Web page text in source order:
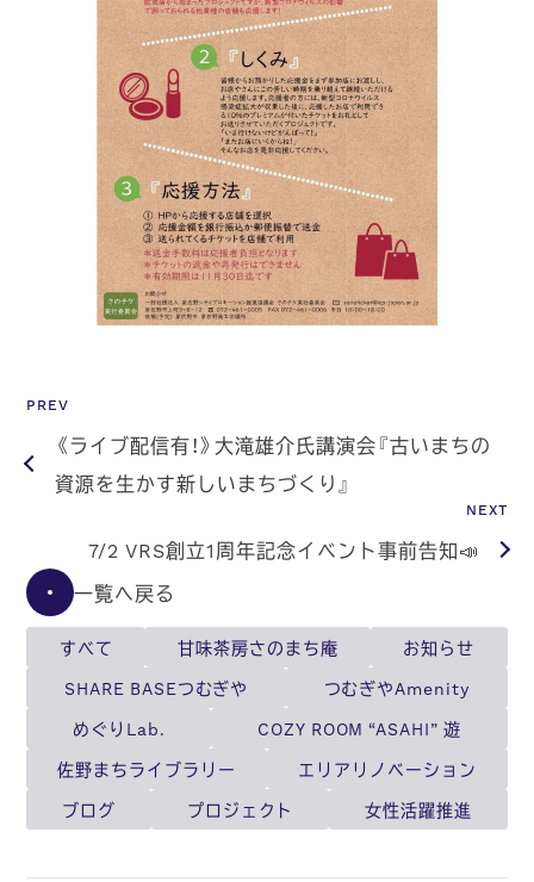
PREV
《ライブ配信有！》大滝雄介氏講演会『古いまちの
資源を生かす新しいまちづくり』
NEXT
7/2 VRS創立1周年記念イベント事前告知📣
一覧へ戻る
すべて 甘味茶房さのまち庵
お知らせ
SHARE BASEつむぎや
つむぎやAmenity
めぐりLab.
COZY ROOM “ASAHI” 遊
佐野まちライブラリー
エリアリノベーション
ブログ
プロジェクト 女性活躍推進